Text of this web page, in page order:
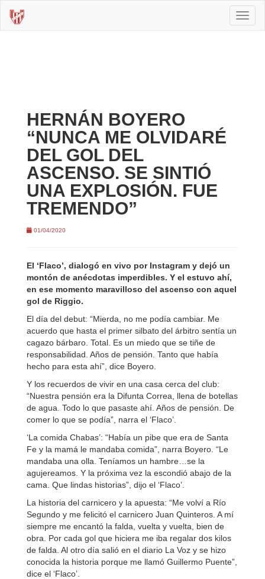
HERNÁN BOYERO
“NUNCA ME OLVIDARÉ
DEL GOL DEL
ASCENSO. SE SINTIÓ
UNA EXPLOSIÓN. FUE
TREMENDO”
01/04/2020
El ‘Flaco’, dialogó en vivo por Instagram y dejó un
montón de anécdotas imperdibles. Y el estuvo ahí,
en ese momento maravilloso del ascenso con aquel
gol de Riggio.
El día del debut: “Mierda, no me podía cambiar. Me
acuerdo que hasta el primer silbato del árbitro sentía un
cagazo bárbaro. Total. Es un miedo que se tiñe de
responsabilidad. Años de pensión. Tanto que había
hecho para esta ahí”, dice Boyero.
Y los recuerdos de vivir en una casa cerca del club:
“Nuestra pensión era la Difunta Correa, llena de botellas
de agua. Todo lo que pasaste ahí. Años de pensión. De
comer lo que se podía”, narra el ‘Flaco’.
‘La comida Chabas’: “Había un pibe que era de Santa
Fe y la mamá le mandaba comida”, narra Boyero. “Le
mandaba una olla. Teníamos un hambre…se la
agujereamos. Y la próxima vez la escondió abajo de la
cama. Que lindas historias”, dijo el ‘Flaco’.
La historia del carnicero y la apuesta: “Me volví a Río
Segundo y me felicitó el carnicero Juan Quinteros. A mí
siempre me encantó la falda, vuelta y vuelta, bien de
obra. Por cada gol que hiciera me iba regalar dos kilos
de falda. Al otro día salió en el diario La Voz y se hizo
conocida la historia porque me llamó Guillermo Puente”,
dice el ‘Flaco’.